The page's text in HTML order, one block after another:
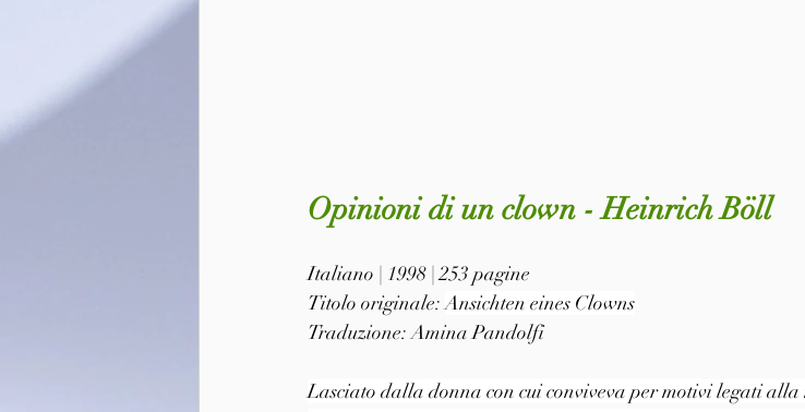
Opinioni di un clown - Heinrich Böll
Italiano | 1998 | 253 pagine
Titolo originale: Ansichten eines Clowns
Traduzione: Amina Pandolfi
Lasciato dalla donna con cui conviveva per motivi legati